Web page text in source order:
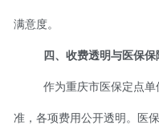
满意度。
四、收费透明与医保保
作为重庆市医保定点
准，各项费用公开透明。医